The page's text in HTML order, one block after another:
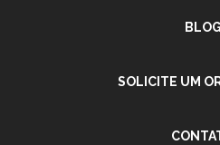
BLOG
SOLICITE UM